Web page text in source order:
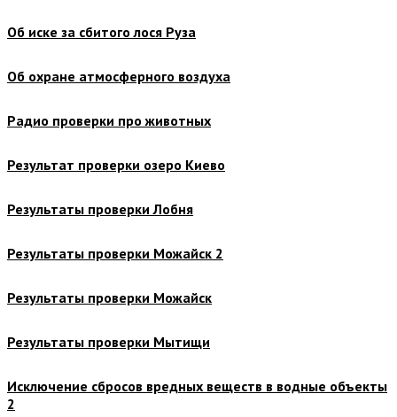
Об иске за сбитого лося Руза
Об охране атмосферного воздуха
Радио проверки про животных
Результат проверки озеро Киево
Результаты проверки Лобня
Результаты проверки Можайск 2
Результаты проверки Можайск
Результаты проверки Мытищи
Исключение сбросов вредных веществ в водные объекты
2